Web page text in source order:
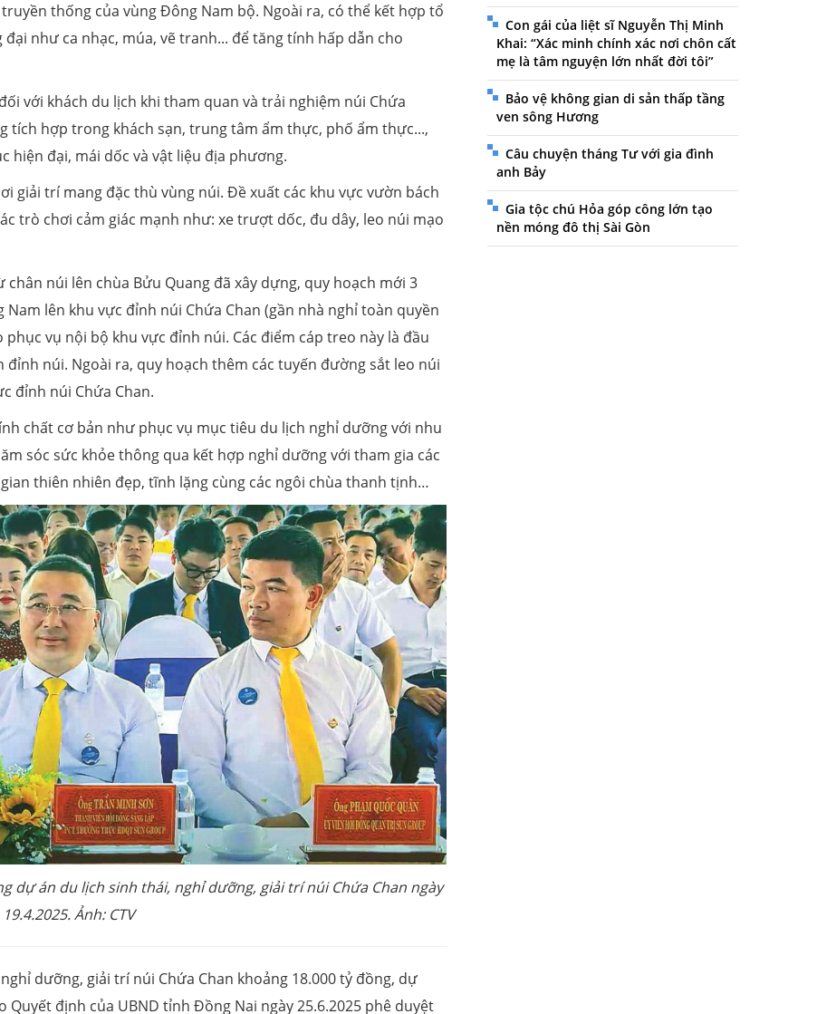
thống của vùng Đông Nam bộ. Ngoài ra, có thể kết hợp tổ
như ca nhạc, múa, vẽ tranh... để tăng tính hấp dẫn cho
với khách du lịch khi tham quan và trải nghiệm núi Chứa
tích hợp trong khách sạn, trung tâm ẩm thực, phố ẩm thực...,
hiện đại, mái dốc và vật liệu địa phương.
giải trí mang đặc thù vùng núi. Đề xuất các khu vực vườn bách
trò chơi cảm giác mạnh như: xe trượt dốc, đu dây, leo núi mạo
núi lên chùa Bửu Quang đã xây dựng, quy hoạch mới 3
lên khu vực đỉnh núi Chứa Chan (gần nhà nghỉ toàn quyền
vụ nội bộ khu vực đỉnh núi. Các điểm cáp treo này là đầu
núi. Ngoài ra, quy hoạch thêm các tuyến đường sắt leo núi
đỉnh núi Chứa Chan.
chất cơ bản như phục vụ mục tiêu du lịch nghỉ dưỡng với nhu
sóc sức khỏe thông qua kết hợp nghỉ dưỡng với tham gia các
thiên nhiên đẹp, tĩnh lặng cùng các ngôi chùa thanh tịnh…
dự án du lịch sinh thái, nghỉ dưỡng, giải trí núi Chứa Chan ngày
19.4.2025. Ảnh: CTV
dưỡng, giải trí núi Chứa Chan khoảng 18.000 tỷ đồng, dự
Quyết định của UBND tỉnh Đồng Nai ngày 25.6.2025 phê duyệt
Con gái của liệt sĩ Nguyễn Thị Minh
Khai: “Xác minh chính xác nơi chôn cất
mẹ là tâm nguyện lớn nhất đời tôi”
Bảo vệ không gian di sản thấp tầng
ven sông Hương
Câu chuyện tháng Tư với gia đình
anh Bảy
Gia tộc chú Hỏa góp công lớn tạo
nền móng đô thị Sài Gòn